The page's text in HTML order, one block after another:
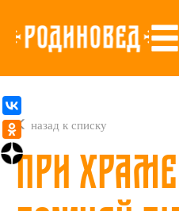
назад к списку
При